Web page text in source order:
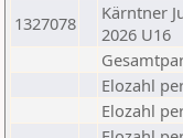
1327078
Kärntner
2026 U16
Elozahl
Elozahl